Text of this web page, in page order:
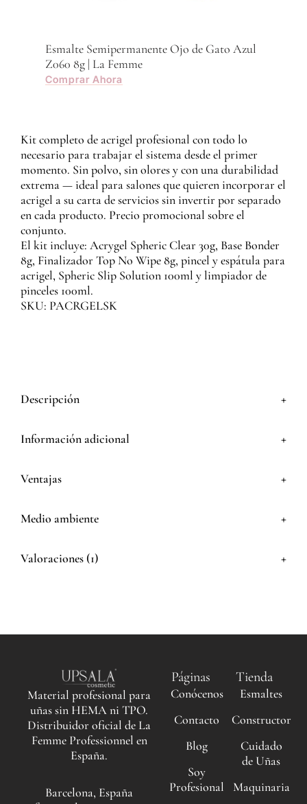
Esmalte Semipermanente Ojo de Gato Azul
Z060 8g | La Femme
Comprar Ahora
Kit completo de acrigel profesional con todo lo
necesario para trabajar el sistema desde el primer
momento. Sin polvo, sin olores y con una durabilidad
extrema — ideal para salones que quieren incorporar el
acrigel a su carta de servicios sin invertir por separado
en cada producto. Precio promocional sobre el
conjunto.
El kit incluye: Acrygel Spheric Clear 30g, Base Bonder
8g, Finalizador Top No Wipe 8g, pincel y espátula para
acrigel, Spheric Slip Solution 100ml y limpiador de
pinceles 100ml.
SKU: PACRGELSK
Descripción +
Información adicional +
Ventajas +
Medio ambiente +
Valoraciones (1) +
Material profesional para
uñas sin HEMA ni TPO.
Distribuidor oficial de La
Femme Professionnel en
España.
Barcelona, España
Páginas
Conócenos
Contacto
Blog
Soy
Profesional
Tienda
Esmaltes
Constructor
Cuidado
de Uñas
Maquinaria